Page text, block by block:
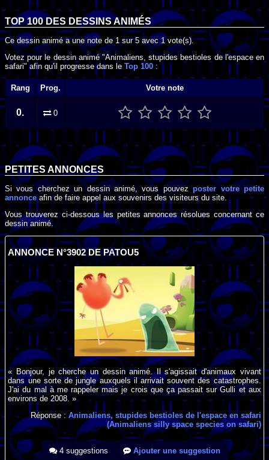
TOP 100 DES DESSINS ANIMÉS
Ce dessin animé a une note de1 sur5avec 1vote(s).
Votez pour le dessin animé "Animaliens, stupides bestioles de l'espace en
safari" afin qu'il progresse dans le Top 100 :
Rang Prog. Votre note
0. 0
PETITES ANNONCES
Si vous cherchez un dessin animé, vous pouvezposter votre petite
annonceafin de faire appel aux souvenirs des visiteurs du site.
Vous trouverez ci-dessous les petites annonces résolues concernant ce
dessin animé.
ANNONCE N°3902 DE PATOU5
« Bonjour, je cherche un dessin animé. Il s'agissait d'animaux vivant
dans une sorte de jungle auxquels il arrivait souvent des catastrophes.
J'ai du mal à me rappeler mais je crois que ça passait sur Gulli et aux
environs de 2008. »
Réponse :Animaliens, stupides bestioles de l'espace en safari
(Animaliens silly space species on safari)
4 suggestions Ajouter une suggestion